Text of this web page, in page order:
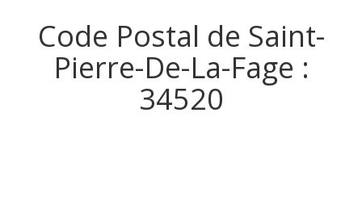
Code Postal de Saint-
Pierre-De-La-Fage :
34520